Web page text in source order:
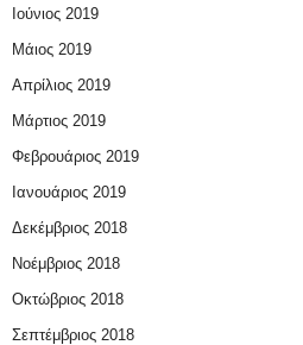
Ιούνιος 2019
Μάιος 2019
Απρίλιος 2019
Μάρτιος 2019
Φεβρουάριος 2019
Ιανουάριος 2019
Δεκέμβριος 2018
Νοέμβριος 2018
Οκτώβριος 2018
Σεπτέμβριος 2018